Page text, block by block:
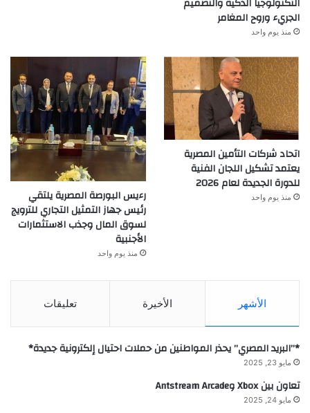
الجريء وروح المغامر
منذ يوم واحد
اتحاد شركات التأمين المصرية
يعتمد تشكيل اللجان الفنية
للدورة الجديدة لعام 2026
منذ يوم واحد
رءيس البورصة المصرية يلتقي
رئيس جهاز التمثيل التجاري للترويج
لسوق المال وجذب الاستثمارات
الأجنبية
منذ يوم واحد
الأشهر الأخيرة تعليقات
*”البريد المصري” يحذر المواطنين من حملات احتيال إلكترونية جديدة*
مايو 23, 2025
تعاون بين Xbox وAntstream Arcade
مايو 24, 2025